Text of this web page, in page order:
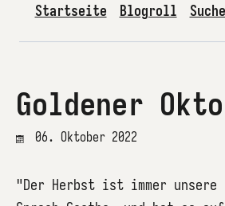
Startseite Blogroll Suche
Goldener
06. Oktober 2022
"Der Herbst ist immer